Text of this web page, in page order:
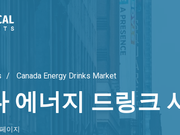
Canada Energy Drinks Market
에너지 드링크
페이지